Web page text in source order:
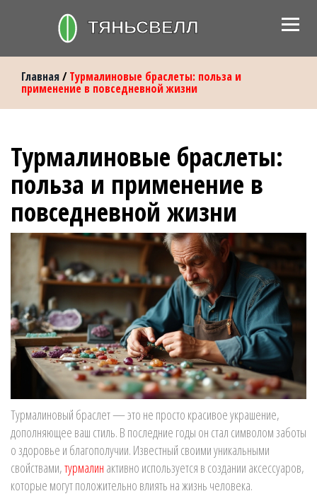
Главная/Турмалиновые браслеты: польза и
применение в повседневной жизни
Турмалиновые браслеты:
польза и применение в
повседневной жизни
Турмалиновый браслет — это не просто красивое украшение,
дополняющее ваш стиль. В последние годы он стал символом заботы
о здоровье и благополучии. Известный своими уникальными
свойствами,турмалин активно используется в создании аксессуаров,
которые могут положительно влиять на жизнь человека.